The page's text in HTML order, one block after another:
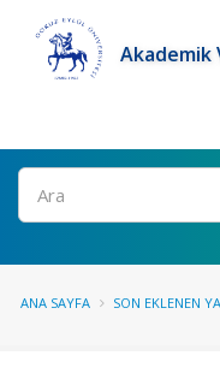
Akademik
Ara
ANA SAYFA SON EKLENEN